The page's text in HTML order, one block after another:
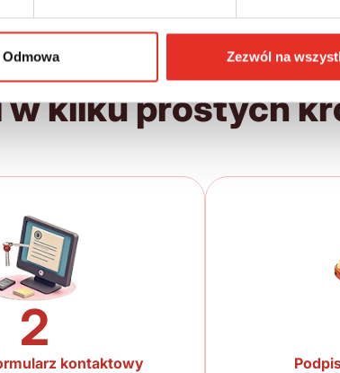
Odmowa Zezwól na
kilku prostych
2
kontaktowy